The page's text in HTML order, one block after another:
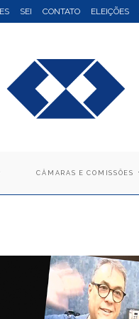
SEI CONTATO ELEIÇÕES
CÂMARAS E COMISSÕES